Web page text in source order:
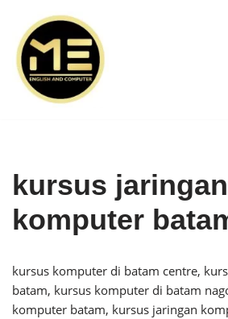
Skip
to
content
kursus jaringan
komputer
kursus komputer di batam centre,
batam, kursus komputer di batam
komputer batam, kursus jaringan